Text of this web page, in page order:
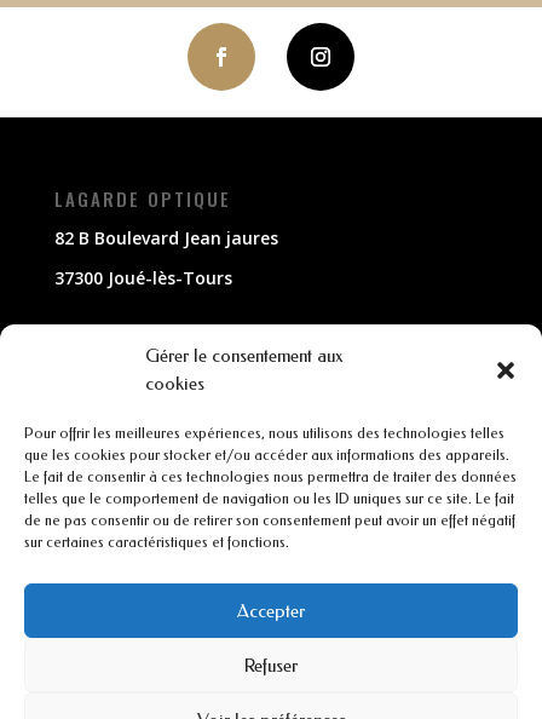
Gérer le consentement aux
cookies
Pour offrir les meilleures expériences, nous utilisons des technologies telles
que les cookies pour stocker et/ou accéder aux informations des appareils.
Le fait de consentir à ces technologies nous permettra de traiter des données
telles que le comportement de navigation ou les ID uniques sur ce site. Le fait
de ne pas consentir ou de retirer son consentement peut avoir un effet négatif
sur certaines caractéristiques et fonctions.
Accepter
Refuser
LAGARDE OPTIQUE
82 B Boulevard Jean jaures
37300 Joué-lès-Tours
02 47 63 79 33
contact@lagarde-optique.fr
INFORMATIONS
Mentions légales
Conditions générales de ventes